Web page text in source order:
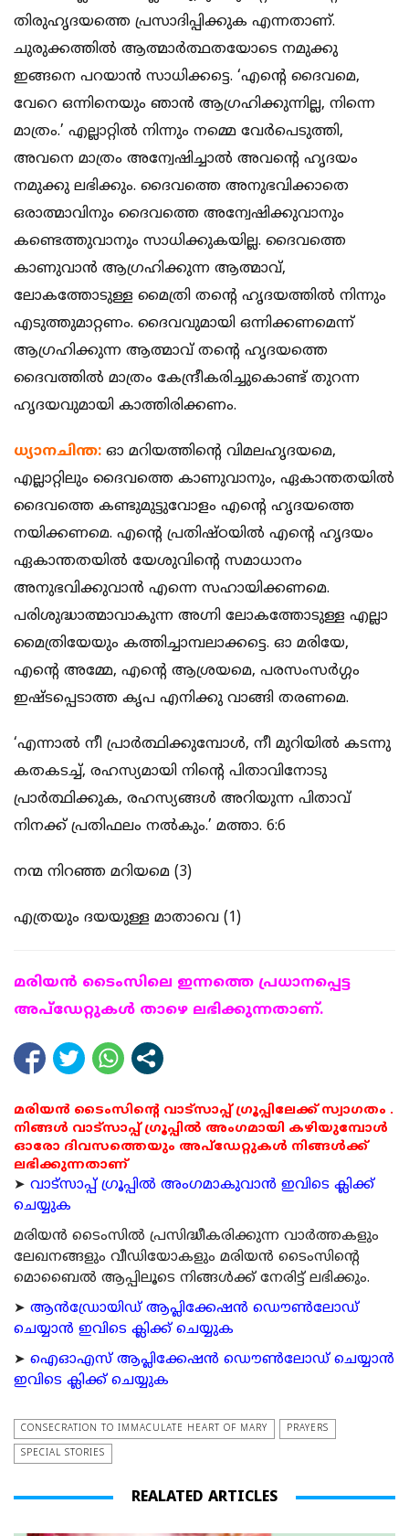
തിരുഹൃദയത്തെ പ്രസാദിപ്പിക്കുക എന്നതാണ്.
ചുരുക്കത്തില്‍ ആത്മാര്‍ത്ഥതയോടെ നമുക്കു
ഇങ്ങനെ പറയാന്‍ സാധിക്കട്ടെ. ‘എന്റെ ദൈവമെ,
വേറെ ഒന്നിനെയും ഞാന്‍ ആഗ്രഹിക്കുന്നില്ല, നിന്നെ
മാത്രം.’ എല്ലാറ്റില്‍ നിന്നും നമ്മെ വേര്‍പെടുത്തി,
അവനെ മാത്രം അന്വേഷിച്ചാല്‍ അവന്റെ ഹൃദയം
നമുക്കു ലഭിക്കും. ദൈവത്തെ അനുഭവിക്കാതെ
ഒരാത്മാവിനും ദൈവത്തെ അന്വേഷിക്കുവാനും
കണ്ടെത്തുവാനും സാധിക്കുകയില്ല. ദൈവത്തെ
കാണുവാന്‍ ആഗ്രഹിക്കുന്ന ആത്മാവ്,
ലോകത്തോടുള്ള മൈത്രി തന്റെ ഹൃദയത്തില്‍ നിന്നും
എടുത്തുമാറ്റണം. ദൈവവുമായി ഒന്നിക്കണമെന്ന്
ആഗ്രഹിക്കുന്ന ആത്മാവ് തന്റെ ഹൃദയത്തെ
ദൈവത്തില്‍ മാത്രം കേന്ദ്രീകരിച്ചുകൊണ്ട് തുറന്ന
ഹൃദയവുമായി കാത്തിരിക്കണം.
ധ്യാനചിന്ത: ഓ മറിയത്തിന്റെ വിമലഹൃദയമെ,
എല്ലാറ്റിലും ദൈവത്തെ കാണുവാനും, ഏകാന്തതയില്‍
ദൈവത്തെ കണ്ടുമുട്ടുവോളം എന്റെ ഹൃദയത്തെ
നയിക്കണമെ. എന്റെ പ്രതിഷ്ഠയില്‍ എന്റെ ഹൃദയം
ഏകാന്തതയില്‍ യേശുവിന്റെ സമാധാനം
അനുഭവിക്കുവാന്‍ എന്നെ സഹായിക്കണമെ.
പരിശുദ്ധാത്മാവാകുന്ന അഗ്നി ലോകത്തോടുള്ള എല്ലാ
മൈത്രിയേയും കത്തിച്ചാമ്പലാക്കട്ടെ. ഓ മരിയേ,
എന്റെ അമ്മേ, എന്റെ ആശ്രയമെ, പരസംസര്‍ഗ്ഗം
ഇഷ്ടപ്പെടാത്ത കൃപ എനിക്കു വാങ്ങി തരണമെ.
‘എന്നാല്‍ നീ പ്രാര്‍ത്ഥിക്കുമ്പോള്‍, നീ മുറിയില്‍ കടന്നു
കതകടച്ച്, രഹസ്യമായി നിന്റെ പിതാവിനോടു
പ്രാര്‍ത്ഥിക്കുക, രഹസ്യങ്ങള്‍ അറിയുന്ന പിതാവ്
നിനക്ക് പ്രതിഫലം നല്‍കും.’ മത്താ. 6:6
നന്മ നിറഞ്ഞ മറിയമെ (3)
എത്രയും ദയയുള്ള മാതാവെ (1)
മരിയന്‍ ടൈംസിലെ ഇന്നത്തെ പ്രധാനപ്പെട്ട
അപ്ഡേറ്റുകള്‍ താഴെ ലഭിക്കുന്നതാണ്.
മരിയൻ ടൈംസിന്റെ വാട്സാപ്പ് ഗ്രൂപ്പിലേക്ക് സ്വാഗതം .
നിങ്ങൾ വാട്സാപ്പ് ഗ്രൂപ്പിൽ അംഗമായി കഴിയുമ്പോൾ
ഓരോ ദിവസത്തെയും അപ്ഡേറ്റുകൾ നിങ്ങൾക്ക്
ലഭിക്കുന്നതാണ്
➤ വാട്സാപ്പ് ഗ്രൂപ്പിൽ അംഗമാകുവാൻ ഇവിടെ ക്ലിക്ക്
ചെയ്യുക
മരിയന്‍ ടൈംസില്‍ പ്രസിദ്ധീകരിക്കുന്ന വാര്‍ത്തകളും
ലേഖനങ്ങളും വീഡിയോകളും മരിയന്‍ ടൈംസിന്റെ
മൊബൈല്‍ ആപ്പിലൂടെ നിങ്ങള്‍ക്ക് നേരിട്ട് ലഭിക്കും.
➤ ആന്‍ഡ്രോയിഡ് ആപ്ലിക്കേഷന്‍ ഡൌണ്‍ലോഡ്
ചെയ്യാന്‍ ഇവിടെ ക്ലിക്ക് ചെയ്യുക
➤ ഐഓഎസ് ആപ്ലിക്കേഷന്‍ ഡൌണ്‍ലോഡ് ചെയ്യാന്‍
ഇവിടെ ക്ലിക്ക് ചെയ്യുക
CONSECRATION TO IMMACULATE HEART OF MARY PRAYERS
SPECIAL STORIES
REALATED ARTICLES